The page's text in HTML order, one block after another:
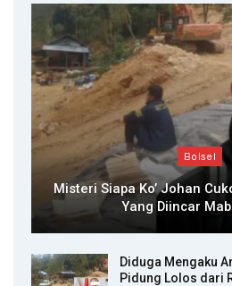
Bolsel
Misteri Siapa Ko’ Johan
Yang Diincar
Diduga Mengaku
Pidung Lolos dari